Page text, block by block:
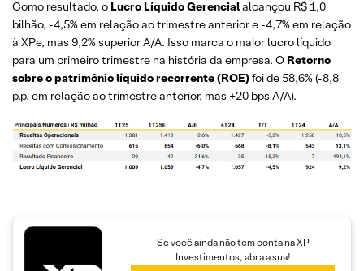
Como resultado, o Lucro Líquido Gerencialalcançou R$ 1,0
bilhão, -4,5% em relação ao trimestre anterior e -4,7% em relação
à XPe, mas 9,2% superior A/A. Isso marca o maior lucro líquido
para um primeiro trimestre na história da empresa. O Retorno
sobre o patrimônio líquido recorrente (ROE)foi de 58,6% (-8,8
p.p. em relação ao trimestre anterior, mas +20 bps A/A).
Se você ainda não tem conta na XP
Investimentos, abra a sua!